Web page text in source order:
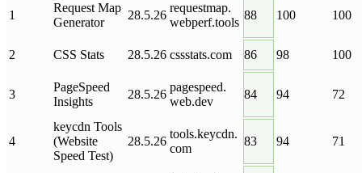
1
Request Map
Generator
28.5.26
requestmap.
webperf.tools
88 100 100
2 CSS Stats 28.5.26 cssstats.com 86 98 100
3
PageSpeed
Insights
28.5.26
pagespeed.
web.dev
84 94 72
4
keycdn Tools
(Website
Speed Test)
28.5.26
tools.keycdn.
com
83 94 71